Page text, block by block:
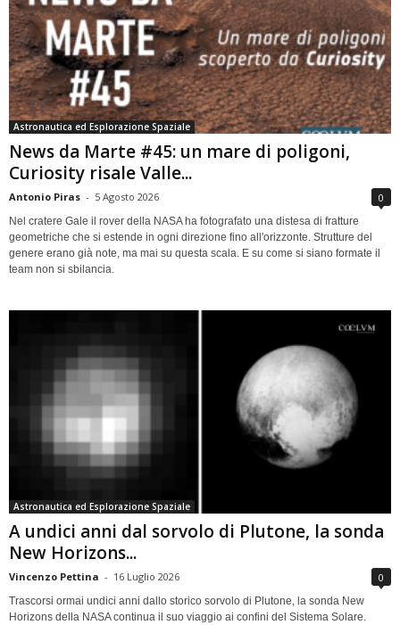
Astronautica ed Esplorazione Spaziale
News da Marte #45: un mare di poligoni,
Curiosity risale Valle...
Antonio Piras - 5 Agosto 2026 0
Nel cratere Gale il rover della NASA ha fotografato una distesa di fratture
geometriche che si estende in ogni direzione fino all'orizzonte. Strutture del
genere erano già note, ma mai su questa scala. E su come si siano formate il
team non si sbilancia.
Astronautica ed Esplorazione Spaziale
A undici anni dal sorvolo di Plutone, la sonda
New Horizons...
Vincenzo Pettina - 16 Luglio 2026 0
Trascorsi ormai undici anni dallo storico sorvolo di Plutone, la sonda New
Horizons della NASA continua il suo viaggio ai confini del Sistema Solare.